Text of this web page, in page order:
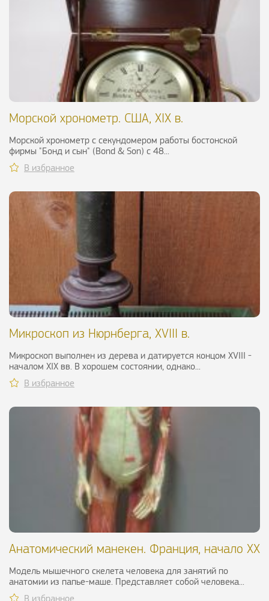
Морской хронометр. США, XIX в.
Морской хронометр с секундомером работы бостонской
фирмы "Бонд и сын" (Bond & Son) с 48...
В избранное
Микроскоп из Нюрнберга, XVIII в.
Микроскоп выполнен из дерева и датируется концом XVIII -
началом XIX вв. В хорошем состоянии, однако...
В избранное
Анатомический манекен. Франция, начало XX
Модель мышечного скелета человека для занятий по
анатомии из папье-маше. Представляет собой человека...
В избранное